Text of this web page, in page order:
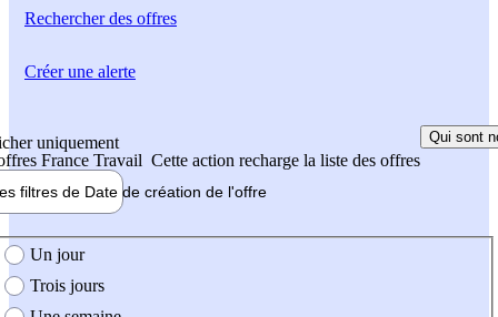
Rechercherdes offres
uniquement
France Travail Cette action recharge la liste des offres
Qui sont
filtres de Date de création de l'offre
création de l'offre
Un jour
Trois jours
Créer une alerte